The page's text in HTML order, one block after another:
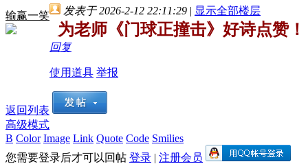
输赢一笑 发表于 2026-2-12 22:11:29 | 显示全部楼层
为老师《门球正撞击》好诗点赞！
回复
使用道具 举报
返回列表
高级模式
B Color Image Link Quote Code Smilies
您需要登录后才可以回帖 登录 | 注册会员